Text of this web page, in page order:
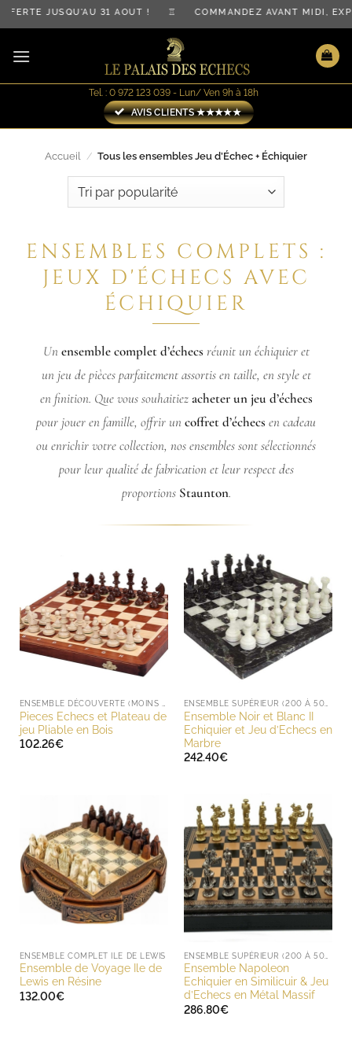
Passer
au
contenu
JUSQU'AU 31 AOÛT ! ♖ COMMANDEZ AVANT MIDI,
Tel. : 0 972 123 039 - Lun/ Ven 9h à 18h
AVIS CLIENTS ★★★★★
Accueil / Tous les ensembles Jeu d’Échec + Échiquier
ENSEMBLES COMPLETS :
JEUX D'ÉCHECS AVEC
ÉCHIQUIER
Un ensemble complet d’échecs réunit un échiquier et
un jeu de pièces parfaitement assortis en taille, en style et
en finition. Que vous souhaitiez acheter un jeu d’échecs
pour jouer en famille, offrir un coffret d’échecs en cadeau
ou enrichir votre collection, nos ensembles sont sélectionnés
pour leur qualité de fabrication et leur respect des
proportions Staunton.
Pieces Echecs et Plateau de
jeu Pliable en Bois
102.26€
Ensemble Noir et Blanc II
Echiquier et Jeu d’Echecs en
Marbre
242.40€
ENSEMBLE COMPLET ILE DE LEWIS
Ensemble de Voyage Ile de
Lewis en Résine
132.00€
Ensemble Napoleon
Echiquier en Similicuir & Jeu
d’Echecs en Métal Massif
286.80€